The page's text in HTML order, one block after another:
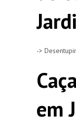
->
em